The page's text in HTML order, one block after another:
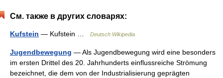
См. также в других словарях:
Kufstein — Kufstein … Deutsch Wikipedia
Jugendbewegung — Als Jugendbewegung wird eine besonders
im ersten Drittel des 20. Jahrhunderts einflussreiche Strömung
bezeichnet, die dem von der Industrialisierung geprägten